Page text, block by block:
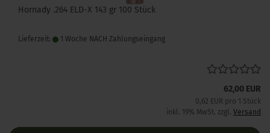
Hornady .264 ELD-X 143 gr 100 Stück
Lieferzeit: 1 Woche NACH Zahlungseingang
62,00 EUR
0,62 EUR pro 1 Stück
inkl. 19% MwSt. zzgl. Versand